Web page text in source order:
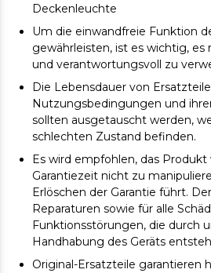
Deckenleuchte
Um die einwandfreie Funktion
gewährleisten, ist es wichtig,
und verantwortungsvoll zu
Die Lebensdauer von
Nutzungsbedingungen und
sollten ausgetauscht werden,
schlechten Zustand befinden.
Es wird empfohlen, das
Garantiezeit nicht zu
Erlöschen der Garantie führt.
Reparaturen sowie für alle
Funktionsstörungen, die durch
Handhabung des Geräts
Original-Ersatzteile garantieren